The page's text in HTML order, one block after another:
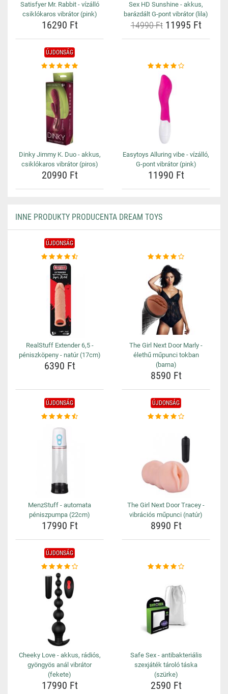
Satisfyer Mr. Rabbit - vízálló
csiklókaros vibrátor (pink)
16290 Ft
Sex HD Sunshine - akkus,
barázdált G-pont vibrátor (lila)
14990 Ft11995 Ft
ÚJDONSÁG
Dinky Jimmy K. Duo - akkus,
csiklókaros vibrátor (piros)
20990 Ft
Easytoys Alluring vibe - vízálló,
G-pont vibrátor (pink)
11990 Ft
INNE PRODUKTY PRODUCENTA DREAM TOYS
ÚJDONSÁG
RealStuff Extender 6,5 -
péniszköpeny - natúr (17cm)
6390 Ft
The Girl Next Door Marly -
élethű műpunci tokban
(barna)
8590 Ft
ÚJDONSÁG
MenzStuff - automata
péniszpumpa (22cm)
17990 Ft
ÚJDONSÁG
The Girl Next Door Tracey -
vibrációs műpunci (natúr)
8990 Ft
ÚJDONSÁG
Cheeky Love - akkus, rádiós,
gyöngyös anál vibrátor
(fekete)
17990 Ft
Safe Sex - antibakteriális
szexjáték tároló táska
(szürke)
2590 Ft